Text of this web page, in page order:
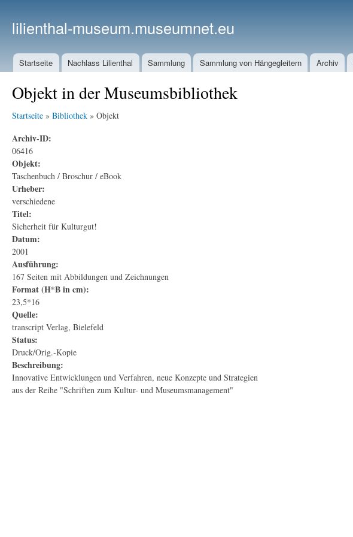
lilienthal-museum.museumnet.eu
Startseite Nachlass Lilienthal Sammlung Sammlung von Hängegleitern Archiv
Objekt in der Museumsbibliothek
Startseite » Bibliothek » Objekt
Archiv-ID:
06416
Objekt:
Taschenbuch / Broschur / eBook
Urheber:
verschiedene
Titel:
Sicherheit für Kulturgut!
Datum:
2001
Ausführung:
167 Seiten mit Abbildungen und Zeichnungen
Format (H*B in cm):
23,5*16
Quelle:
transcript Verlag, Bielefeld
Status:
Druck/Orig.-Kopie
Beschreibung:
Innovative Entwicklungen und Verfahren, neue Konzepte und Strategien
aus der Reihe "Schriften zum Kultur- und Museumsmanagement"